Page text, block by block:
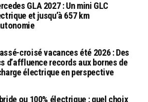
GLA 2027 : Un mini GLC
et jusqu’à 657 km
croisé vacances été 2026 : Des
d’affluence records aux bornes de
électrique en perspective
ou 100% électrique : quel choix